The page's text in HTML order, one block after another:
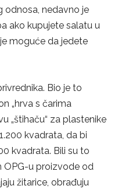
odnosa, nedavno je
ako kupujete salatu u
moguće da jedete
Bio je to
„hrva s čarima
„štihaču“ za plastenike
kvadrata, da bi
kvadrata. Bili su to
OPG-u proizvode od
žitarice, obrađuju